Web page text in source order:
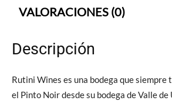
VALORACIONES (0)
Descripción
Rutini Wines es una bodega que siempre
el Pinto Noir desde su bodega de Valle de